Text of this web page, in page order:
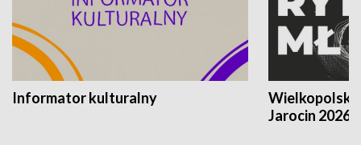
Informator kulturalny
Jarocin 2026